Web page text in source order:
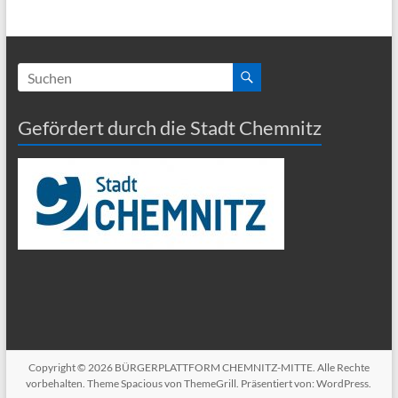
Gefördert durch die Stadt Chemnitz
Copyright © 2026 BÜRGERPLATTFORM CHEMNITZ-MITTE. Alle Rechte
vorbehalten. ThemeSpaciousvon ThemeGrill. Präsentiert von:WordPress.